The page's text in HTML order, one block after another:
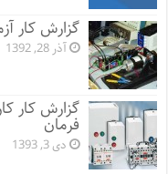
گزارش کار
آذر 28, 1392
گزارش کار
فرمان
دی 3, 1393